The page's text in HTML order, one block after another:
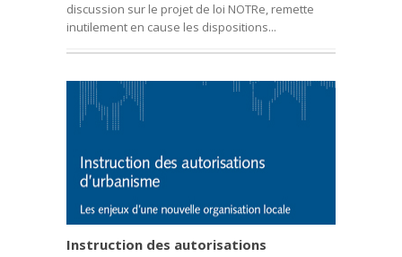
discussion sur le projet de loi NOTRe, remette
inutilement en cause les dispositions...
Instruction des autorisations